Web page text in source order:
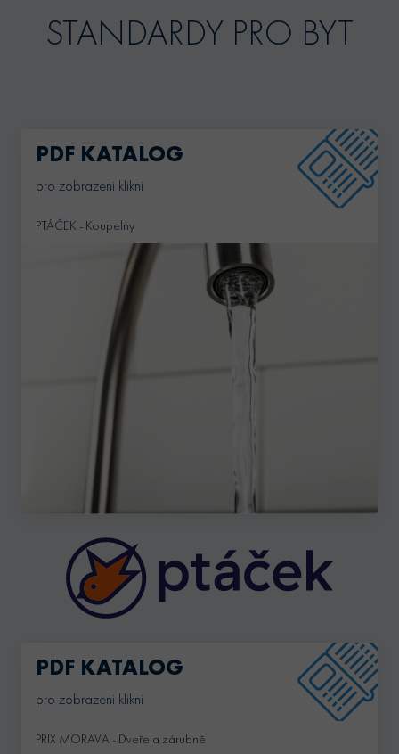
STANDARDY PRO BYT
PDF KATALOG
pro zobrazeni klikni
PTÁČEK - Koupelny
PDF KATALOG
pro zobrazeni klikni
PRIX MORAVA - Dveře a zárubně